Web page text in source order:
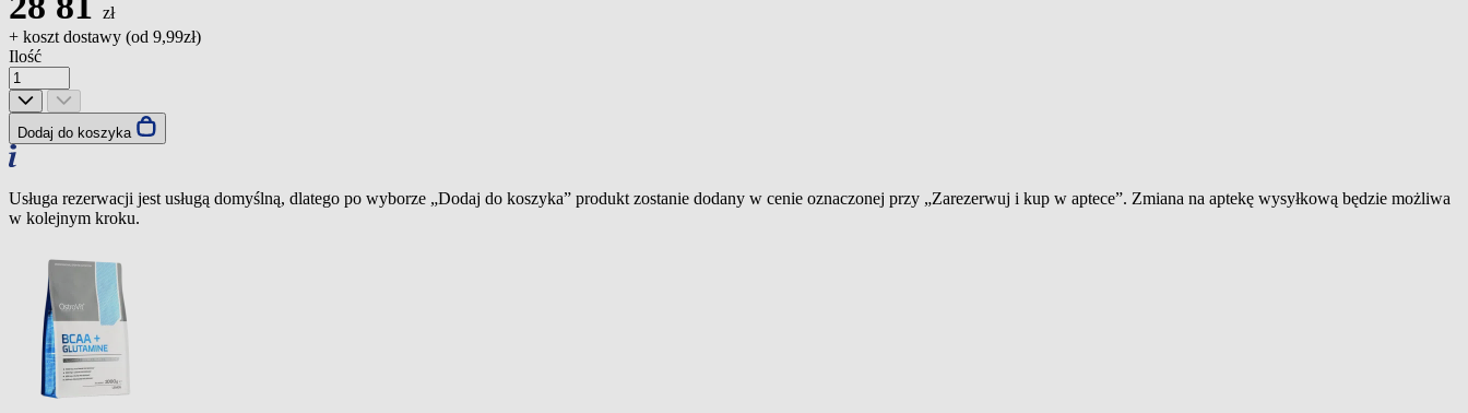
zł
+ koszt dostawy (od 9,99zł)
Ilość
Dodaj do koszyka
Usługa rezerwacji jest usługą domyślną, dlatego po wyborze „Dodaj do koszyka” produkt zostanie dodany w cenie oznaczonej przy „Zarezerwuj i kup w aptece”. Zmiana na aptekę wysyłkową będzie możliwa
w kolejnym kroku.